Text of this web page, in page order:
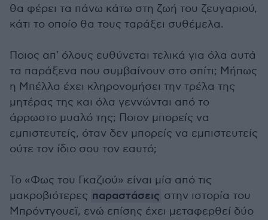
θα φέρει τα πάνω κάτω στη ζωή του ζευγαριού,
κάτι το οποίο θα τους ταράξει συθέμελα.
Ποιος απ' όλους ευθύνεται τελικά για όλα αυτά
τα παράξενα που συμβαίνουν στο σπίτι; Μήπως
η Μπέλλα έχει κληρονομήσει την τρέλα της
μητέρας της και όλα γεννώνται από το
άρρωστο μυαλό της; Ποιον μπορείς να
εμπιστευτείς, όταν δεν μπορείς να εμπιστευτείς
ούτε τον ίδιο σου τον εαυτό;
Το «Φως του Γκαζιού» είναι μία από τις
μακροβιότερες παραστάσεις στην ιστορία του
Μπρόντγουεϊ, ενώ επίσης έχει μεταφερθεί δύο